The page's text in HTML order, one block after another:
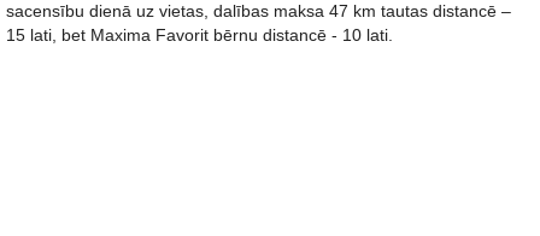
sacensību dienā uz vietas, dalības maksa 47 km tautas distancē –
15 lati, bet Maxima Favorit bērnu distancē - 10 lati.